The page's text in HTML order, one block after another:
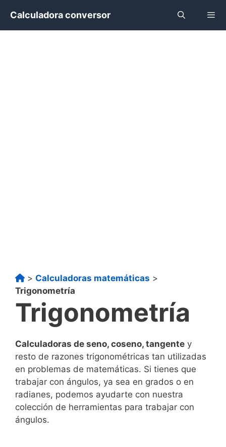
contenido
Calculadora conversor
> Calculadoras matemáticas >
Trigonometría
Trigonometría
Calculadoras de seno, coseno, tangente y
resto de razones trigonométricas tan utilizadas
en problemas de matemáticas. Si tienes que
trabajar con ángulos, ya sea en grados o en
radianes, podemos ayudarte con nuestra
colección de herramientas para trabajar con
ángulos.